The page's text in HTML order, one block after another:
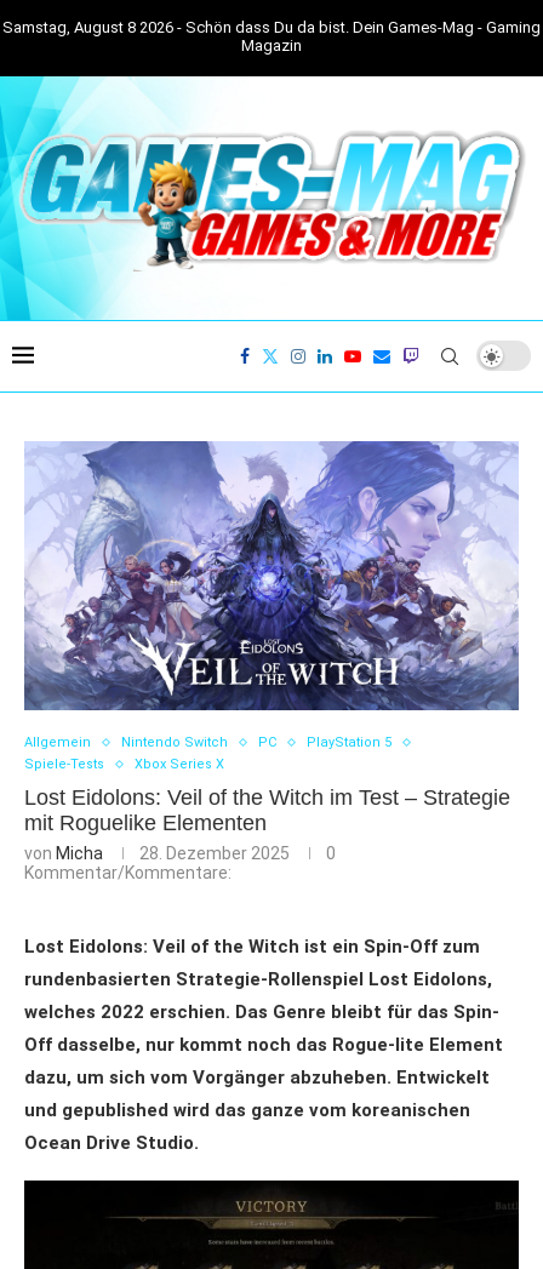
Samstag, August 8 2026 - Schön dass Du da bist. Dein Games-Mag - Gaming
Magazin
Allgemein Nintendo Switch PC
PlayStation 5
Spiele-Tests
Xbox Series X
Lost Eidolons: Veil of the Witch im Test – Strategie
mit Roguelike Elementen
von Micha 28. Dezember 2025
0
Kommentar/Kommentare:
Lost Eidolons: Veil of the Witch ist ein Spin-Off zum
rundenbasierten Strategie-Rollenspiel Lost Eidolons,
welches 2022 erschien. Das Genre bleibt für das Spin-
Off dasselbe, nur kommt noch das Rogue-lite Element
dazu, um sich vom Vorgänger abzuheben. Entwickelt
und gepublished wird das ganze vom koreanischen
Ocean Drive Studio.